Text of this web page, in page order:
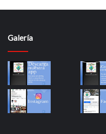
Galería